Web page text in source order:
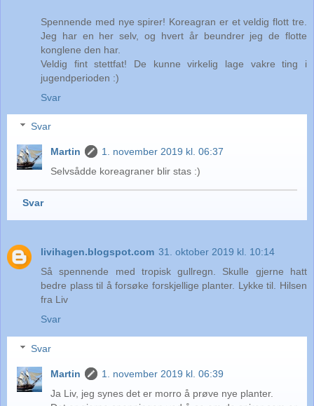
Spennende med nye spirer! Koreagran er et veldig flott tre.
Jeg har en her selv, og hvert år beundrer jeg de flotte
konglene den har.
Veldig fint stettfat! De kunne virkelig lage vakre ting i
jugendperioden :)
Svar
Svar
Martin
1. november 2019 kl. 06:37
Selvsådde koreagraner blir stas :)
Svar
livihagen.blogspot.com 31. oktober 2019 kl. 10:14
Så spennende med tropisk gullregn. Skulle gjerne hatt
bedre plass til å forsøke forskjellige planter. Lykke til. Hilsen
fra Liv
Svar
Svar
Martin
1. november 2019 kl. 06:39
Ja Liv, jeg synes det er morro å prøve nye planter.